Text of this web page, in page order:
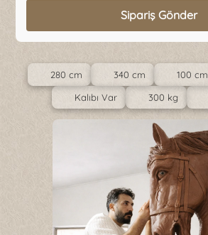
Sipariş Gönder
280 cm 340 cm 100 cm
Kalıbı Var
300 kg